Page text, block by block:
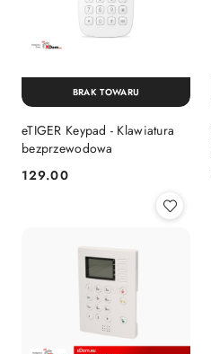
eTIGER Keypad - Klawiatura
bezprzewodowa
Cena:
129.00
BRAK TOWARU